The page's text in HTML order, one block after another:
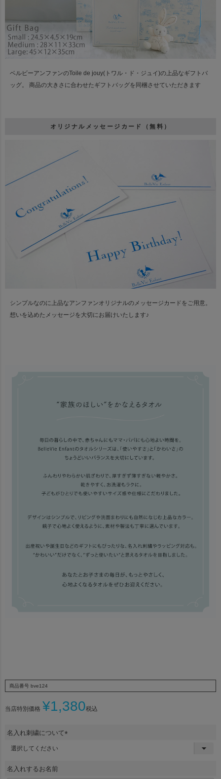
ベルビーアンファンのToile de jouy(トワル・ド・ジュイ)の上品なギフトバ
ッグ。
商品の大きさに合わせたギフトバッグを同梱させていただきます
オリジナルメッセージカード（無料）
シンプルなのに上品なアンファンオリジナルのメッセージカードをご用意。
想いを込めたメッセージを大切にお届けいたします♪
商品番号 bve124
当店特別価格 ¥1,380税込
名入れ刺繍について
名入れするお名前